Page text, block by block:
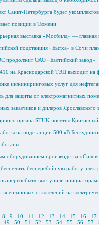
Санкт-Петербурга будет
позиции в Тюмени
выставка «Мосбилд» —
подстанция «Бытха» в Сочи
продолжит ОАО «Балтийский завод»
на Краснодарской ТЭЦ выходит
инжиниринговых услуг для
для защиты от электромагнитных
заказчиков и дилеров
органа STUK посетил
на подстанции 500 кВ
оборудованием производства
бесперебойную работу
выступили
отключений на
8 9 10 11 12 13 14 15 16 17
49
50 51 52 53 54 55 56 57